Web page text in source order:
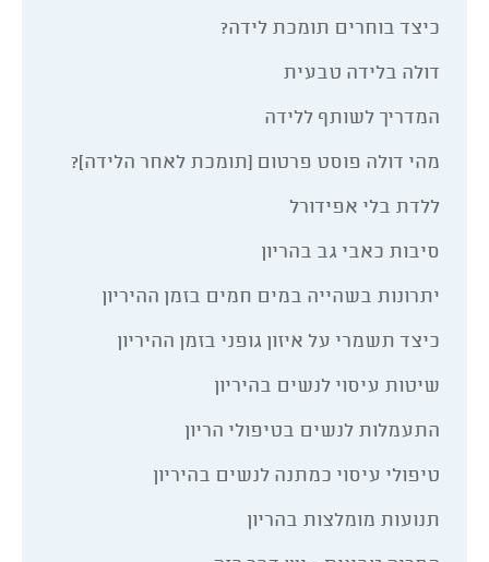
כיצד בוחרים תומכת לידה?
דולה בלידה טבעית
המדריך לשותף ללידה
מהי דולה פוסט פרטום (תומכת לאחר הלידה)?
ללדת בלי אפידורל
סיבות כאבי גב בהריון
יתרונות בשהייה במים חמים בזמן ההיריון
כיצד תשמרי על איזון גופני בזמן ההיריון
שיטות עיסוי לנשים בהיריון
התעמלות לנשים בטיפולי הריון
טיפולי עיסוי כמתנה לנשים בהיריון
תנועות מומלצות בהריון